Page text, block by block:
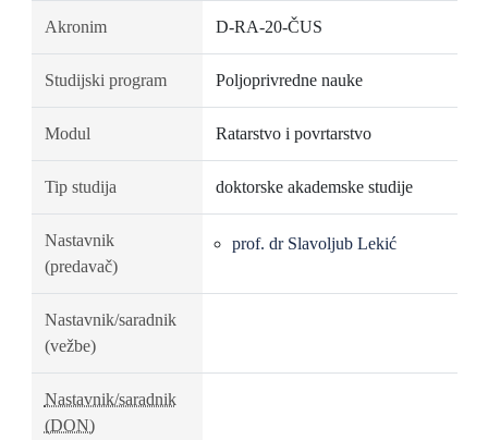
Akronim D-RA-20-ČUS
Studijski program Poljoprivredne nauke
Modul Ratarstvo i povrtarstvo
Tip studija doktorske akademske studije
Nastavnik
(predavač)
prof. dr Slavoljub Lekić
Nastavnik/saradnik
(vežbe)
Nastavnik/saradnik
(DON)